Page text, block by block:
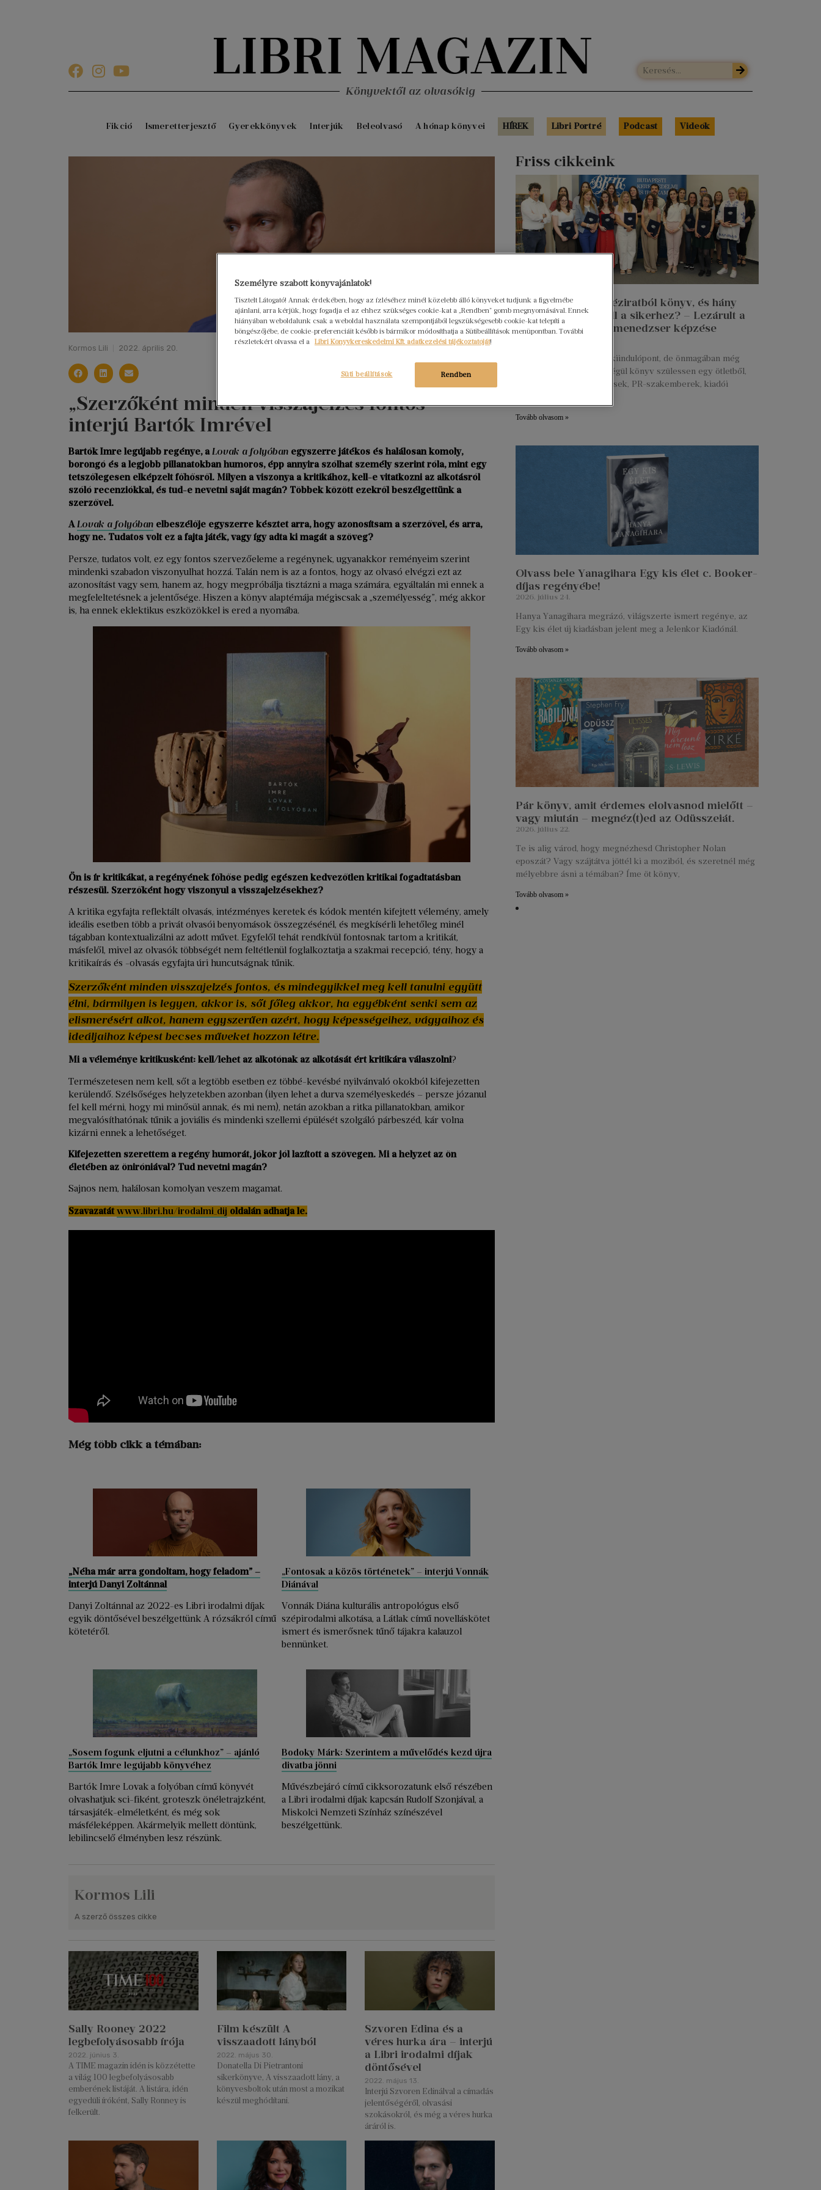
Könyvektől az olvasókig
Fikció Ismeretterjesztő Gyerekkönyvek Interjúk Beleolvasó A hónap könyvei HÍREK Libri Portré Podcast Videók
Kormos Lili 2022. április 20.
„Szerzőként minden visszajelzés fontos” –
interjú Bartók Imrével
Bartók Imre legújabb regénye, aLovak a folyóban egyszerre játékos és halálosan komoly,
borongó és a legjobb pillanatokban humoros, épp annyira szólhat személy szerint róla, mint egy
tetszőlegesen elképzelt főhősről. Milyen a viszonya a kritikához, kell-e vitatkozni az alkotásról
szóló recenziókkal, és tud-e nevetni saját magán? Többek között ezekről beszélgettünk a
szerzővel.
ALovak a folyóban elbeszélője egyszerre késztet arra, hogy azonosítsam a szerzővel, és arra,
hogy ne. Tudatos volt ez a fajta játék, vagy így adta ki magát a szöveg?
Persze, tudatos volt, ez egy fontos szervezőeleme a regénynek, ugyanakkor reményeim szerint
mindenki szabadon viszonyulhat hozzá. Talán nem is az a fontos, hogy az olvasó elvégzi ezt az
azonosítást vagy sem, hanem az, hogy megpróbálja tisztázni a maga számára, egyáltalán mi ennek a
megfeleltetésnek a jelentősége. Hiszen a könyv alaptémája mégiscsak a „személyesség”, még akkor
is, ha ennek eklektikus eszközökkel is ered a nyomába.
Ön is ír kritikákat, a regényének főhőse pedig egészen kedvezőtlen kritikai fogadtatásban
részesül. Szerzőként hogy viszonyul a visszajelzésekhez?
A kritika egyfajta reflektált olvasás, intézményes keretek és kódok mentén kifejtett vélemény, amely
ideális esetben több a privát olvasói benyomások összegzésénél, és megkísérli lehetőleg minél
tágabban kontextualizálni az adott művet. Egyfelől tehát rendkívül fontosnak tartom a kritikát,
másfelől, mivel az olvasók többségét nem feltétlenül foglalkoztatja a szakmai recepció, tény, hogy a
kritikaírás és -olvasás egyfajta úri huncutságnak tűnik.
Szerzőként minden visszajelzés fontos, és mindegyikkel meg kell tanulni együtt
élni, bármilyen is legyen, akkor is, sőt főleg akkor, ha egyébként senki sem az
elismerésért alkot, hanem egyszerűen azért, hogy képességeihez, vágyaihoz és
ideáljaihoz képest becses műveket hozzon létre.
Mi a véleménye kritikusként: kell/lehet az alkotónak az alkotását ért kritikára válaszolni?
Természetesen nem kell, sőt a legtöbb esetben ez többé-kevésbé nyilvánvaló okokból kifejezetten
kerülendő. Szélsőséges helyzetekben azonban (ilyen lehet a durva személyeskedés – persze józanul
fel kell mérni, hogy mi minősül annak, és mi nem), netán azokban a ritka pillanatokban, amikor
megvalósíthatónak tűnik a joviális és mindenki szellemi épülését szolgáló párbeszéd, kár volna
kizárni ennek a lehetőséget.
Kifejezetten szerettem a regény humorát, jókor jól lazított a szövegen. Mi a helyzet az ön
életében az öniróniával? Tud nevetni magán?
Sajnos nem, halálosan komolyan veszem magamat.
Szavazatátwww.libri.hu/irodalmi_dij oldalán adhatja le.
Még több cikk a témában:
„Néha már arra gondoltam, hogy feladom” –
interjú Danyi Zoltánnal
Danyi Zoltánnal az 2022-es Libri irodalmi díjak
egyik döntősével beszélgettünk A rózsákról című
kötetéről.
„Fontosak a közös történetek” – interjú Vonnák
Diánával
Vonnák Diána kulturális antropológus első
szépirodalmi alkotása, a Látlak című novelláskötet
ismert és ismerősnek tűnő tájakra kalauzol
bennünket.
„Sosem fogunk eljutni a célunkhoz” – ajánló
Bartók Imre legújabb könyvéhez
Bartók Imre Lovak a folyóban című könyvét
olvashatjuk sci-fiként, groteszk önéletrajzként,
társasjáték-elméletként, és még sok
másféleképpen. Akármelyik mellett döntünk,
lebilincselő élményben lesz részünk.
Bodoky Márk: Szerintem a művelődés kezd újra
divatba jönni
Művészbejáró című cikksorozatunk első részében
a Libri irodalmi díjak kapcsán Rudolf Szonjával, a
Miskolci Nemzeti Színház színészével
beszélgettünk.
Kormos Lili
A szerző összes cikke
Sally Rooney 2022
legbefolyásosabb írója
2022. június 3.
A TIME magazin idén is közzétette
a világ 100 legbefolyásosabb
emberének listáját. A listára, idén
egyedüli íróként, Sally Ronney is
felkerült.
Film készült A
visszaadott lányból
2022. május 30.
Donatella Di Pietrantoni
sikerkönyve, A visszaadott lány, a
könyvesboltok után most a mozikat
készül meghódítani.
Szvoren Edina és a
véres hurka ára – interjú
a Libri irodalmi díjak
döntősével
2022. május 13.
Interjú Szvoren Edinálval a címadás
jelentőségéről, olvasási
szokásokról, és még a véres hurka
áráról is.
Friss cikkeink
Hogyan lesz egy kéziratból könyv, és hány
ember munkája kell a sikerhez? – Lezárult a
Libri Talent kiadói menedzser képzése
Egy erős kézirat már jó kiindulópont, de önmagában még
nem elég. Ahhoz, hogy végül könyv szülessen egy ötletből,
szerkesztők, marketingesek, PR-szakemberek, kiadói
Tovább olvasom »
Olvass bele Yanagihara Egy kis élet c. Booker-
díjas regényébe!
2026. július 24.
Hanya Yanagihara megrázó, világszerte ismert regénye, az
Egy kis élet új kiadásban jelent meg a Jelenkor Kiadónál.
Tovább olvasom »
Pár könyv, amit érdemes elolvasnod mielőtt –
vagy miután – megnéz(t)ed az Odüsszeiát.
2026. július 22.
Te is alig várod, hogy megnézhesd Christopher Nolan
eposzát? Vagy szájtátva jöttél ki a moziból, és szeretnél még
mélyebbre ásni a témában? Íme öt könyv,
Tovább olvasom »
Személyre szabott könyvajánlatok!
Tisztelt Látogató! Annak érdekében, hogy az ízléséhez minél közelebb álló könyveket tudjunk a figyelmébe
ajánlani, arra kérjük, hogy fogadja el az ehhez szükséges cookie-kat a „Rendben” gomb megnyomásával. Ennek
hiányában weboldalunk csak a weboldal használata szempontjából legszükségesebb cookie-kat telepíti a
böngészőjébe, de cookie-preferenciáit később is bármikor módosíthatja a Sütibeállítások menüpontban. További
részletekért olvassa el a
Libri Könyvkereskedelmi Kft. adatkezelési tájékoztatóját!
Rendben
Süti beállítások